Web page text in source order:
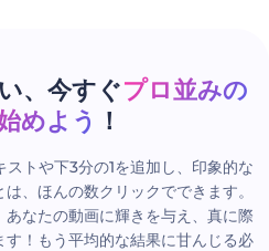
、今すぐプロ並みの
めよう ！
トや下3分の1を追加し、印象的な
、ほんの数クリックでできます。
なたの動画に輝きを与え、真に際
！もう平均的な結果に甘んじる必